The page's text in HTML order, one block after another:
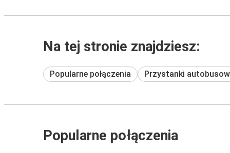
Na tej stronie znajdziesz:
Popularne połączenia Przystanki
Popularne połączenia